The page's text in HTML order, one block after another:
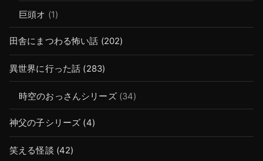
巨頭オ (1)
田舎にまつわる怖い話 (202)
異世界に行った話 (283)
時空のおっさんシリーズ(34)
神父の子シリーズ (4)
笑える怪談 (42)